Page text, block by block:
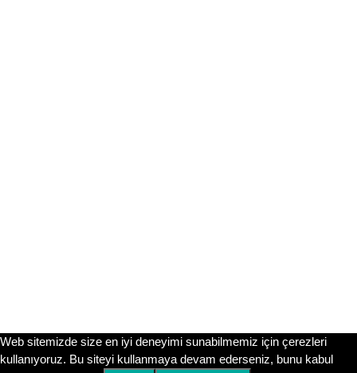
Web sitemizde size en iyi deneyimi sunabilmemiz için çerezleri
kullanıyoruz. Bu siteyi kullanmaya devam ederseniz, bunu kabul